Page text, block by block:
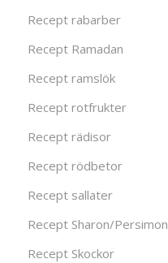
Recept rabarber
Recept Ramadan
Recept ramslök
Recept rotfrukter
Recept rädisor
Recept rödbetor
Recept sallater
Recept Sharon/Persimon
Recept Skockor